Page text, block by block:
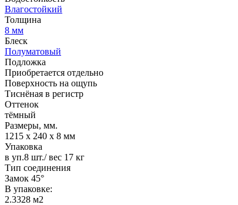
Влагостойкий
Толщина
8 мм
Блеск
Полуматовый
Подложка
Приобретается отдельно
Поверхность на ощупь
Тиснёная в регистр
Оттенок
тёмный
Размеры, мм.
1215 х 240 х 8 мм
Упаковка
в уп.8 шт./ вес 17 кг
Тип соединения
Замок 45°
В упаковке:
2.3328 м2